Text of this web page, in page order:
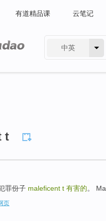
有道精品课 云笔记
中英
t
罪份子 maleficent t 有害的。
页